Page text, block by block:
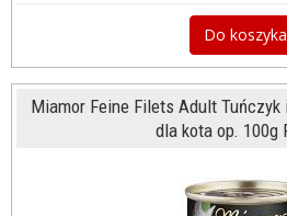
Do koszyka
Miamor Feine Filets Adult
dla kota op. 100g